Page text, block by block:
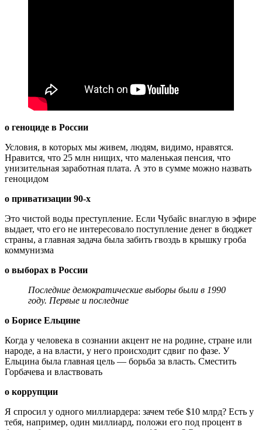
о геноциде в России
Условия, в которых мы живем, людям, видимо, нравятся.
Нравится, что 25 млн нищих, что маленькая пенсия, что
унизительная заработная плата. А это в сумме можно назвать
геноцидом
о приватизации 90-х
Это чистой воды преступление. Если Чубайс внаглую в эфире
выдает, что его не интересовало поступление денег в бюджет
страны, а главная задача была забить гвоздь в крышку гроба
коммунизма
о выборах в России
Последние демократические выборы были в 1990
году. Первые и последние
о Борисе Ельцине
Когда у человека в сознании акцент не на родине, стране или
народе, а на власти, у него происходит сдвиг по фазе. У
Ельцина была главная цель — борьба за власть. Сместить
Горбачева и властвовать
о коррупции
Я спросил у одного миллиардера: зачем тебе $10 млрд? Есть у
тебя, например, один миллиард, положи его под процент в